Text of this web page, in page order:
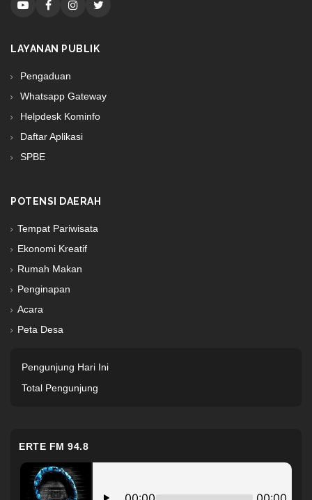
LAYANAN PUBLIK
Pengaduan
Whatsapp Gateway
Helpdesk Kominfo
Daftar Aplikasi
SPBE
POTENSI DAERAH
Tempat Pariwisata
Ekonomi Kreatif
Rumah Makan
Penginapan
Acara
Peta Desa
Pengunjung Hari Ini
Total Pengunjung
ERTE FM 94.8